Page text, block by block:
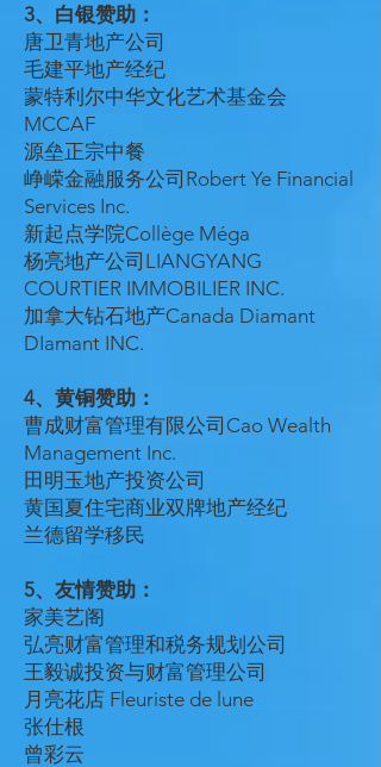
3、白银赞助：
唐卫青地产公司
毛建平地产经纪
蒙特利尔中华文化艺术基金会
MCCAF
源垒正宗中餐
峥嵘金融服务公司Robert Ye Financial
Services Inc.
新起点学院Collège Méga
杨亮地产公司LIANGYANG
COURTIER IMMOBILIER INC.
加拿大钻石地产Canada Diamant
DIamant INC.
4、黄铜赞助：
曹成财富管理有限公司Cao Wealth
Management Inc.
田明玉地产投资公司
黄国夏住宅商业双牌地产经纪
兰德留学移民
5、友情赞助：
家美艺阁
弘亮财富管理和税务规划公司
王毅诚投资与财富管理公司
月亮花店 Fleuriste de lune
张仕根
曾彩云